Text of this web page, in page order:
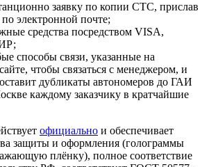
заявку по копии СТС, прислав
по электронной почте;
средства посредством VISA,
способы связи, указанные на
чтобы связаться с менеджером, и
дубликаты автономеров до ГАИ
каждому заказчику в кратчайшие
официально и обеспечивает
защиты и оформления (голограммы
плёнку), полное соответствие